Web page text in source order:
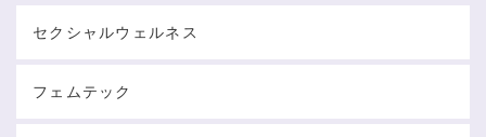
セクシャルウェルネス
フェムテック